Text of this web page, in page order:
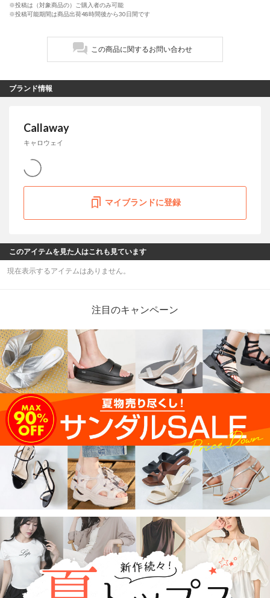
※投稿は（対象商品の）ご購入者のみ可能
※投稿可能期間は商品出荷48時間後から30日間です
この商品に関するお問い合わせ
ブランド情報
Callaway
キャロウェイ
マイブランドに登録
このアイテムを見た人はこれも見ています
現在表示するアイテムはありません。
注目のキャンペーン